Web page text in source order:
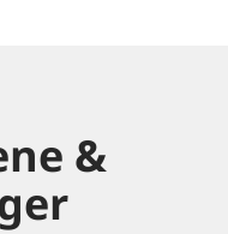
&